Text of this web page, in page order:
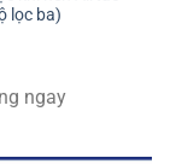
lọc ba)
ngay